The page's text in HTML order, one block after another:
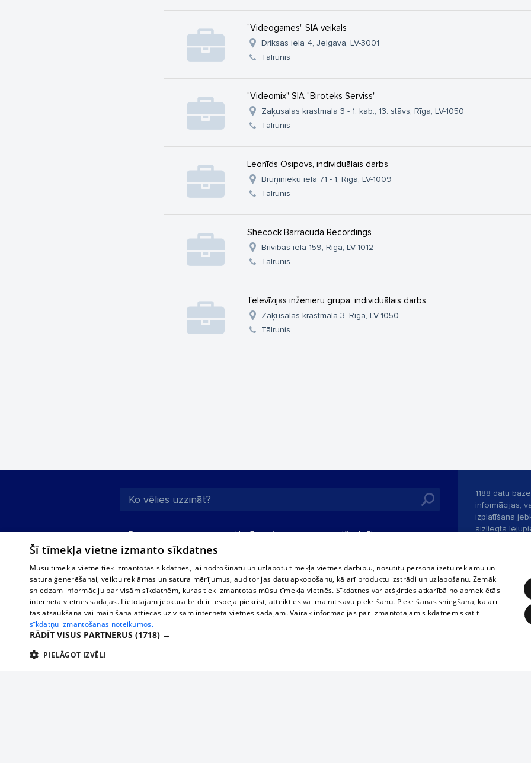
"Videogames" SIA veikals
Driksas iela 4, Jelgava, LV-3001
Tālrunis
"Videomix" SIA "Biroteks Serviss"
Zaķusalas krastmala 3 - 1. kab., 13. stāvs, Rīga, LV-1050
Tālrunis
Leonīds Osipovs, individuālais darbs
Bruņinieku iela 71 - 1, Rīga, LV-1009
Tālrunis
Shecock Barracuda Recordings
Brīvības iela 159, Rīga, LV-1012
Tālrunis
Televīzijas inženieru grupa, individuālais darbs
Zaķusalas krastmala 3, Rīga, LV-1050
Tālrunis
Par mums
Reklāma
Biznesa klientiem
Tarifi
Privātuma politika
Sīkdatņu iestatījumi
Politiskā reklāma
Uzņēmumi
Autobusu biļetes
Vilcienu biļetes
Kinoteātros
Līguma noteikumi
360 Ziņas kontakti
1188 datu
informācijas,
izplatīšana
aizliegta
Portāla
Šī tīmekļa vietne izmanto sīkdatnes
Mūsu tīmekļa vietnē tiek izmantotas sīkdatnes, lai nodrošinātu un uzlabotu tīmekļa vietnes darbību., nosūtītu personalizētu reklāmu un
satura ģenerēšanai, veiktu reklāmas un satura mērījumus, auditorijas datu apkopošanu, kā arī produktu izstrādi un uzlabošanu. Zemāk
sniedzam informāciju par visām sīkdatnēm, kuras tiek izmantotas mūsu tīmekļa vietnēs. Sīkdatnes var atšķirties atkarībā no apmeklētās
interneta vietnes sadaļas. Lietotājam jebkurā brīdī ir iespēja piekrist, atteikties vai mainīt savu piekrišanu. Piekrišanas sniegšana, kā arī
tās atsaukšana vai mainīšana attiecas uz visām interneta vietnes sadaļām. Vairāk informācijas par izmantotajām sīkdatnēm skatīt
sīkdatņu izmantošanas noteikumos.
RĀDĪT VISUS PARTNERUS (1718) →
PIELĀGOT IZVĒLI